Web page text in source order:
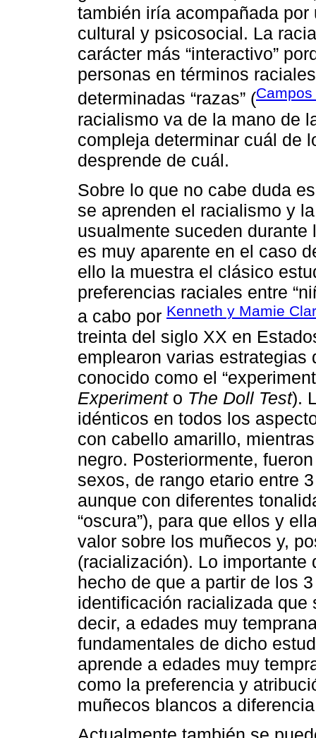
también iría acompañada
cultural y psicosocial. La
carácter más “interactivo”
personas en términos
determinadas “razas” (
racialismo va de la mano de
compleja determinar cuál de
desprende de cuál.
Sobre lo que no cabe duda
se aprenden el racialismo y
usualmente suceden
es muy aparente en el caso
ello la muestra el clásico
preferencias raciales entre
a cabo por Kenneth y Mamie
treinta del siglo XX en
emplearon varias
conocido como el
Experimento The Doll Test).
idénticos en todos los
con cabello amarillo,
negro. Posteriormente,
sexos, de rango etario entre
aunque con diferentes
“oscura”), para que ellos y
valor sobre los muñecos y,
(racialización). Lo
hecho de que a partir de los
identificación racializada que
decir, a edades muy
fundamentales de dicho
aprende a edades muy
como la preferencia y
muñecos blancos a